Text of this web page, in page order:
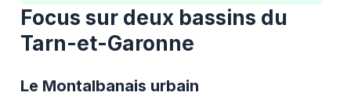
Focus sur deux bassins du
Tarn-et-Garonne
Le Montalbanais urbain